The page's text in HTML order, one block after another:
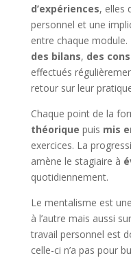
d’expériences, elles
personnel et une
entre chaque
des bilans, des
effectués
retour sur leur
Chaque point de la
théorique puis mis
exercices. La
amène le stagiaire à
quotidiennement.
Le mentalisme est
à l’autre mais aussi
travail personnel est
celle-ci n’a pas pour